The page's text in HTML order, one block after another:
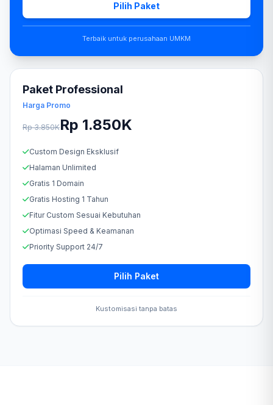
Pilih Paket
Terbaik untuk perusahaan UMKM
Paket Professional
Harga Promo
Rp 3.850KRp 1.850K
Custom Design Eksklusif
Halaman Unlimited
Gratis 1 Domain
Gratis Hosting 1 Tahun
Fitur Custom Sesuai Kebutuhan
Optimasi Speed & Keamanan
Priority Support 24/7
Pilih Paket
Kustomisasi tanpa batas